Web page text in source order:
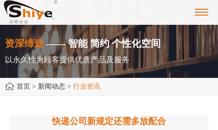
资深缔造 —— 智能 简约 个性化空间
以永久性为顾客提供优质产品及服务
首页 > 新闻动态 > 行业资讯
快递公司新规定还需多放配合